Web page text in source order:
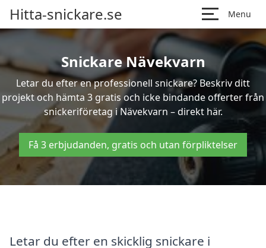
Hitta-snickare.se Menu
Snickare Nävekvarn
Letar du efter en professionell snickare? Beskriv ditt
projekt och hämta 3 gratis och icke bindande offerter från
snickeriföretag i Nävekvarn – direkt här.
Få 3 erbjudanden, gratis och utan förpliktelser
Letar du efter en skicklig snickare i